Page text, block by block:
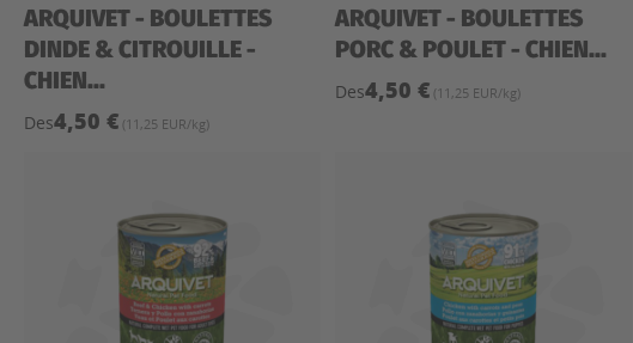
ARQUIVET - BOULETTES
DINDE & CITROUILLE -
CHIEN...
Des4,50 € (11,25 EUR/kg)
ARQUIVET - BOULETTES
PORC & POULET - CHIEN...
Des4,50 € (11,25 EUR/kg)